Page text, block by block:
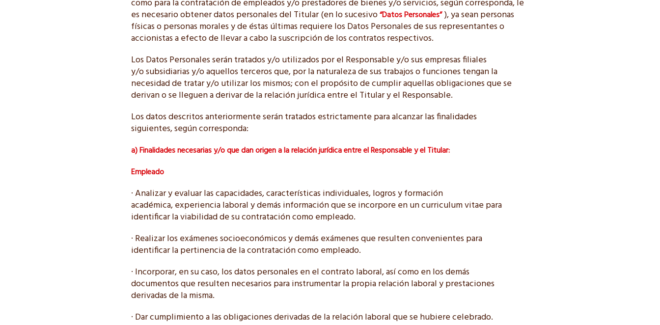
como para la contratación de empleados y/o prestadores de bienes y/o servicios, según corresponda, le
es necesario obtener datos personales del Titular (en lo sucesivo“Datos Personales”), ya sean personas
físicas o personas morales y de éstas últimas requiere los Datos Personales de sus representantes o
accionistas a efecto de llevar a cabo la suscripción de los contratos respectivos.
Los Datos Personales serán tratados y/o utilizados por el Responsable y/o sus empresas filiales
y/o subsidiarias y/o aquellos terceros que, por la naturaleza de sus trabajos o funciones tengan la
necesidad de tratar y/o utilizar los mismos; con el propósito de cumplir aquellas obligaciones que se
derivan o se lleguen a derivar de la relación jurídica entre el Titular y el Responsable.
Los datos descritos anteriormente serán tratados estrictamente para alcanzar las finalidades
siguientes, según corresponda:
a) Finalidades necesarias y/o que dan origen a la relación jurídica entre el Responsable y el Titular:
Empleado
· Analizar y evaluar las capacidades, características individuales, logros y formación
académica, experiencia laboral y demás información que se incorpore en un curriculum vitae para
identificar la viabilidad de su contratación como empleado.
· Realizar los exámenes socioeconómicos y demás exámenes que resulten convenientes para
identificar la pertinencia de la contratación como empleado.
· Incorporar, en su caso, los datos personales en el contrato laboral, así como en los demás
documentos que resulten necesarios para instrumentar la propia relación laboral y prestaciones
derivadas de la misma.
· Dar cumplimiento a las obligaciones derivadas de la relación laboral que se hubiere celebrado.